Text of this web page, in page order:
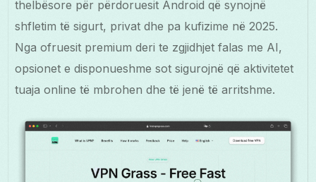
thelbësore për përdoruesit Android që synojnë
shfletim të sigurt, privat dhe pa kufizime në 2025.
Nga ofruesit premium deri te zgjidhjet falas me AI,
opsionet e disponueshme sot sigurojnë që aktivitetet
tuaja online të mbrohen dhe të jenë të arritshme.